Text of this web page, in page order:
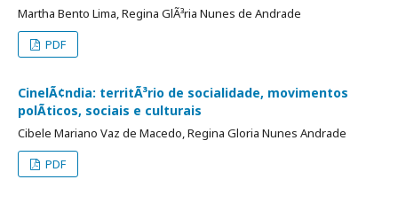
Martha Bento Lima, Regina GlÃ³ria Nunes de Andrade
PDF
CinelÃ¢ndia: territÃ³rio de socialidade, movimentos
polÃ­ticos, sociais e culturais
Cibele Mariano Vaz de Macedo, Regina Gloria Nunes Andrade
PDF